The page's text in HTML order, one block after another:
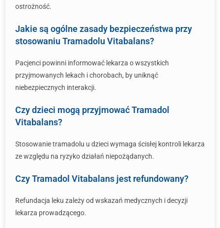
ostrożność.
Jakie są ogólne zasady bezpieczeństwa przy
stosowaniu Tramadolu Vitabalans?
Pacjenci powinni informować lekarza o wszystkich
przyjmowanych lekach i chorobach, by uniknąć
niebezpiecznych interakcji.
Czy dzieci mogą przyjmować Tramadol
Vitabalans?
Stosowanie tramadolu u dzieci wymaga ścisłej kontroli lekarza
ze względu na ryzyko działań niepożądanych.
Czy Tramadol Vitabalans jest refundowany?
Refundacja leku zależy od wskazań medycznych i decyzji
lekarza prowadzącego.